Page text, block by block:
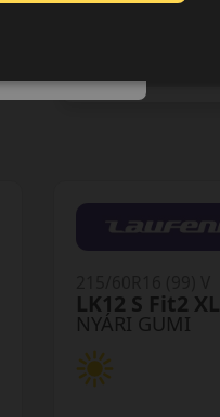
NYÁRI GUMI
LK12 S Fit2 XL